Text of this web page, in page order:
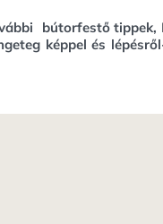
bútorfestő tippek,
képpel és